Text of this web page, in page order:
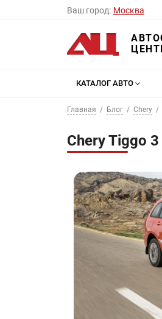
Ваш город: Москва
КАТАЛОГ АВТО
Главная Блог Chery
Chery Tiggo